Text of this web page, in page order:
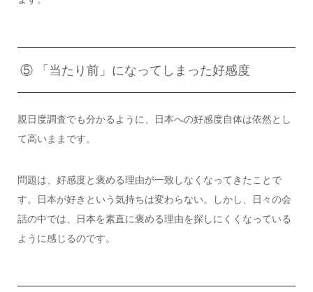
⑤ 「当たり前」になってしまった好感度
親日度調査でも分かるように、日本への好感度自体は依然とし
て高いままです。
問題は、好感度と褒める理由が一致しなくなってきたことで
す。日本が好きという気持ちは変わらない。しかし、日々の会
話の中では、日本を素直に褒める理由を探しにくくなっている
ように感じるのです。